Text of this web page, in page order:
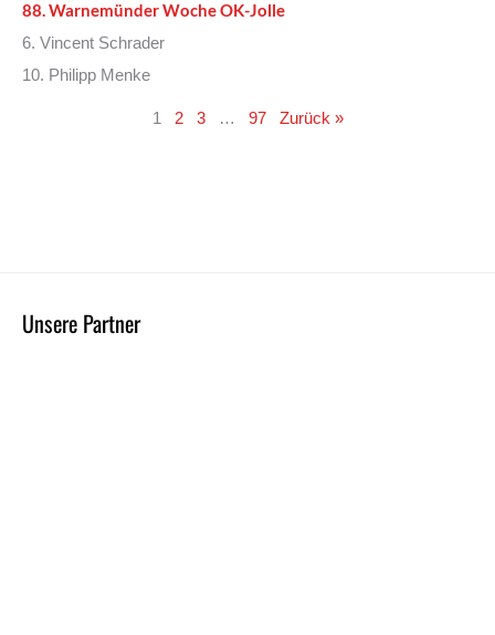
88. Warnemünder Woche OK-Jolle
6. Vincent Schrader
10. Philipp Menke
1 2 3 … 97 Zurück »
Unsere Partner